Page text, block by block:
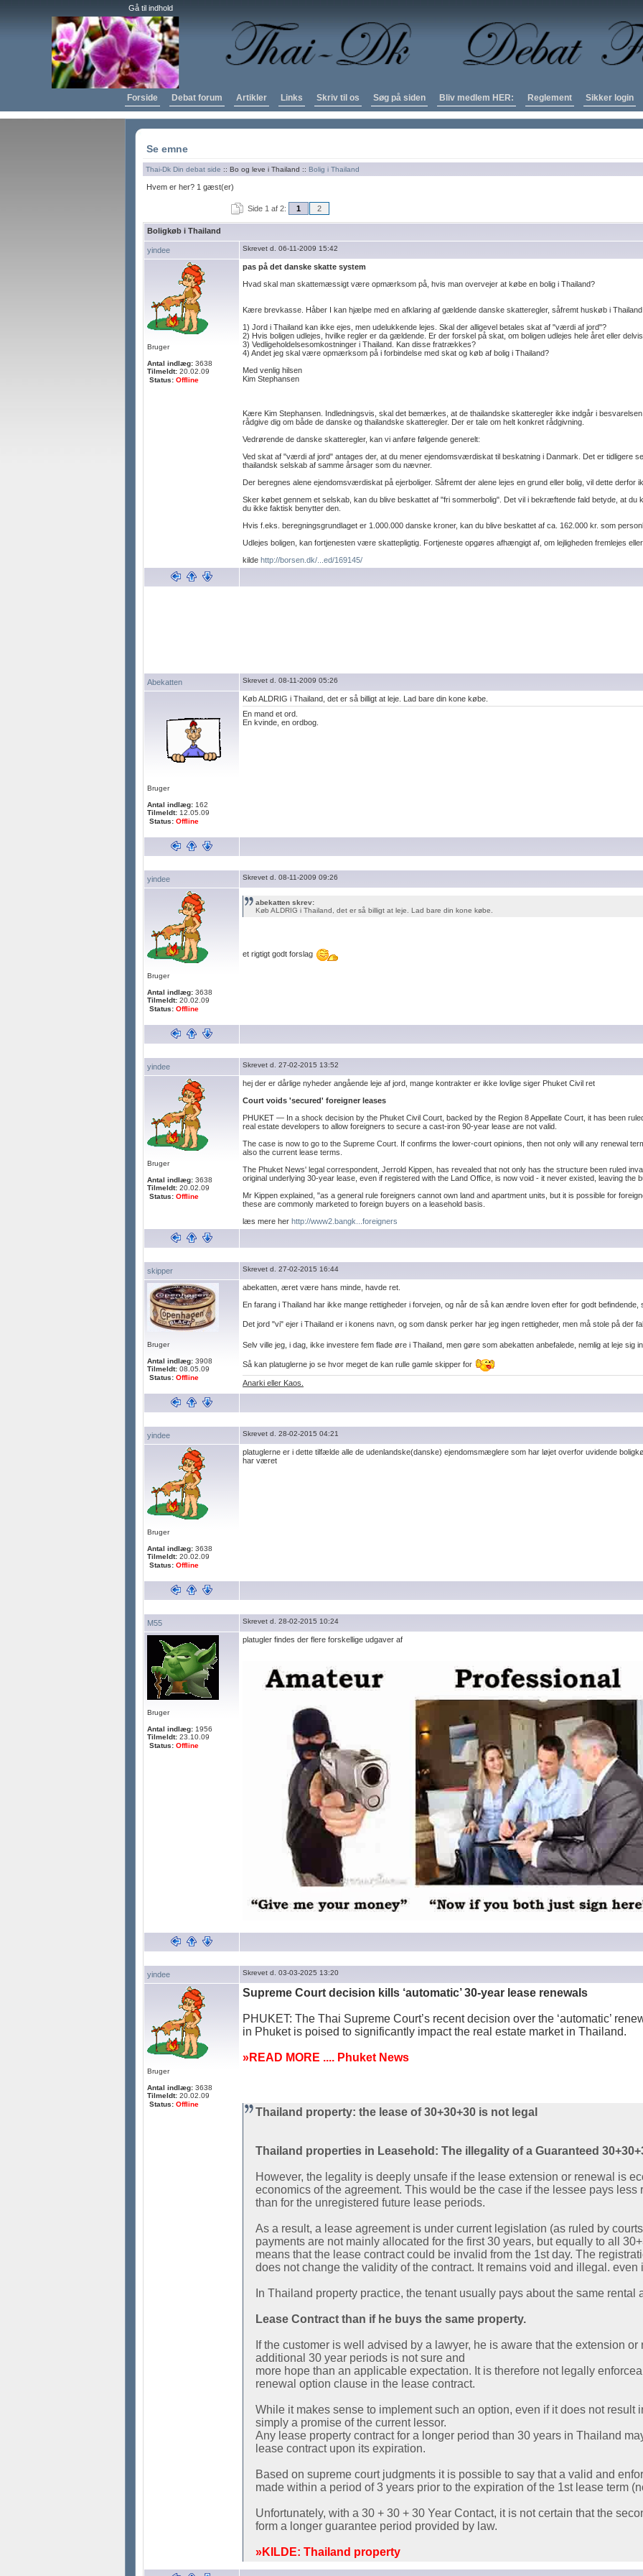
Gå til indhold
Forside Debat forum Artikler Links Skriv til os Søg på siden Bliv medlem HER: Reglement Sikker login
Se emne
Thai-Dk Din debat side :: Bo og leve i Thailand :: Bolig i Thailand
Hvem er her? 1 gæst(er)
Side 1 af 2: 1 2
Boligkøb i Thailand
yindee Skrevet d. 06-11-2009 15:42
Bruger
Antal indlæg: 3638
Tilmeldt: 20.02.09
Status: Offline
pas på det danske skatte system
Hvad skal man skattemæssigt være opmærksom på, hvis man overvejer at købe en bolig i Thailand?
Kære brevkasse. Håber I kan hjælpe med en afklaring af gældende danske skatteregler, såfremt huskøb i
1) Jord i Thailand kan ikke ejes, men udelukkende lejes. Skal der alligevel betales skat af "værdi af jord"?
2) Hvis boligen udlejes, hvilke regler er da gældende. Er der forskel på skat, om boligen udlejes hele året eller
3) Vedligeholdelsesomkostninger i Thailand. Kan disse fratrækkes?
4) Andet jeg skal være opmærksom på i forbindelse med skat og køb af bolig i Thailand?
Med venlig hilsen
Kim Stephansen
Kære Kim Stephansen. Indledningsvis, skal det bemærkes, at de thailandske skatteregler ikke indgår i
rådgive dig om både de danske og thailandske skatteregler. Der er tale om helt konkret rådgivning.
Vedrørende de danske skatteregler, kan vi anføre følgende generelt:
Ved skat af "værdi af jord" antages der, at du mener ejendomsværdiskat til beskatning i Danmark. Det er tidligere
thailandsk selskab af samme årsager som du nævner.
Der beregnes alene ejendomsværdiskat på ejerboliger. Såfremt der alene lejes en grund eller bolig, vil dette
Sker købet gennem et selskab, kan du blive beskattet af "fri sommerbolig". Det vil i bekræftende fald betyde, at
du ikke faktisk benytter den.
Hvis f.eks. beregningsgrundlaget er 1.000.000 danske kroner, kan du blive beskattet af ca. 162.000 kr. som
Udlejes boligen, kan fortjenesten være skattepligtig. Fortjeneste opgøres afhængigt af, om lejligheden fremlejes
kilde http://borsen.dk/...ed/169145/
Abekatten Skrevet d. 08-11-2009 05:26
Bruger
Antal indlæg: 162
Tilmeldt: 12.05.09
Status: Offline
Køb ALDRIG i Thailand, det er så billigt at leje. Lad bare din kone købe.
En mand et ord.
En kvinde, en ordbog.
yindee Skrevet d. 08-11-2009 09:26
Bruger
Antal indlæg: 3638
Tilmeldt: 20.02.09
Status: Offline
abekatten skrev:
Køb ALDRIG i Thailand, det er så billigt at leje. Lad bare din kone købe.
et rigtigt godt forslag
yindee Skrevet d. 27-02-2015 13:52
Bruger
Antal indlæg: 3638
Tilmeldt: 20.02.09
Status: Offline
hej der er dårlige nyheder angående leje af jord, mange kontrakter er ikke lovlige siger Phuket Civil ret
Court voids 'secured' foreigner leases
PHUKET — In a shock decision by the Phuket Civil Court, backed by the Region 8 Appellate Court, it has been
real estate developers to allow foreigners to secure a cast-iron 90-year lease are not valid.
The case is now to go to the Supreme Court. If confirms the lower-court opinions, then not only will any renewal
also the current lease terms.
The Phuket News' legal correspondent, Jerrold Kippen, has revealed that not only has the structure been ruled
original underlying 30-year lease, even if registered with the Land Office, is now void - it never existed, leaving the
Mr Kippen explained, "as a general rule foreigners cannot own land and apartment units, but it is possible for
these are commonly marketed to foreign buyers on a leasehold basis.
læs mere her http://www2.bangk...foreigners
skipper Skrevet d. 27-02-2015 16:44
Bruger
Antal indlæg: 3908
Tilmeldt: 08.05.09
Status: Offline
abekatten, æret være hans minde, havde ret.
En farang i Thailand har ikke mange rettigheder i forvejen, og når de så kan ændre loven efter for godt
Det jord "vi" ejer i Thailand er i konens navn, og som dansk perker har jeg ingen rettigheder, men må stole på der
Selv ville jeg, i dag, ikke investere fem flade øre i Thailand, men gøre som abekatten anbefalede, nemlig at leje sig
Så kan platuglerne jo se hvor meget de kan rulle gamle skipper for
Anarki eller Kaos.
yindee Skrevet d. 28-02-2015 04:21
Bruger
Antal indlæg: 3638
Tilmeldt: 20.02.09
Status: Offline
platuglerne er i dette tilfælde alle de udenlandske(danske) ejendomsmæglere som har løjet overfor uvidende
har været
M55 Skrevet d. 28-02-2015 10:24
Bruger
Antal indlæg: 1956
Tilmeldt: 23.10.09
Status: Offline
platugler findes der flere forskellige udgaver af
yindee Skrevet d. 03-03-2025 13:20
Bruger
Antal indlæg: 3638
Tilmeldt: 20.02.09
Status: Offline
Supreme Court decision kills ‘automatic’ 30-year lease renewals
PHUKET: The Thai Supreme Court’s recent decision over the ‘automatic’
in Phuket is poised to significantly impact the real estate market in Thailand.
»READ MORE .... Phuket News
Thailand property: the lease of 30+30+30 is not legal
Thailand properties in Leasehold: The illegality of a Guaranteed
However, the legality is deeply unsafe if the lease extension or renewal is
economics of the agreement. This would be the case if the lessee pays less
than for the unregistered future lease periods.
As a result, a lease agreement is under current legislation (as ruled by
payments are not mainly allocated for the first 30 years, but equally to all
means that the lease contract could be invalid from the 1st day. The
does not change the validity of the contract. It remains void and illegal.
In Thailand property practice, the tenant usually pays about the same rental
Lease Contract than if he buys the same property.
If the customer is well advised by a lawyer, he is aware that the extension
additional 30 year periods is not sure and
more hope than an applicable expectation. It is therefore not legally
renewal option clause in the lease contract.
While it makes sense to implement such an option, even if it does not result
simply a promise of the current lessor.
Any lease property contract for a longer period than 30 years in Thailand
lease contract upon its expiration.
Based on supreme court judgments it is possible to say that a valid and
made within a period of 3 years prior to the expiration of the 1st lease term
Unfortunately, with a 30 + 30 + 30 Year Contact, it is not certain that the
form a longer guarantee period provided by law.
»KILDE: Thailand property